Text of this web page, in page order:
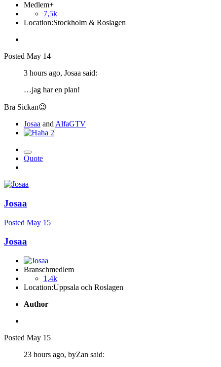
Medlem+
7,5k
Location:Stockholm & Roslagen
Posted May 14
3 hours ago, Josaa said:
…jag har en plan!
Bra Sickan😉
Josaa and AlfaGTV
2
Quote
Josaa
Posted May 15
Josaa
Branschmedlem
1,4k
Location:Uppsala och Roslagen
Author
Posted May 15
23 hours ago, byZan said: